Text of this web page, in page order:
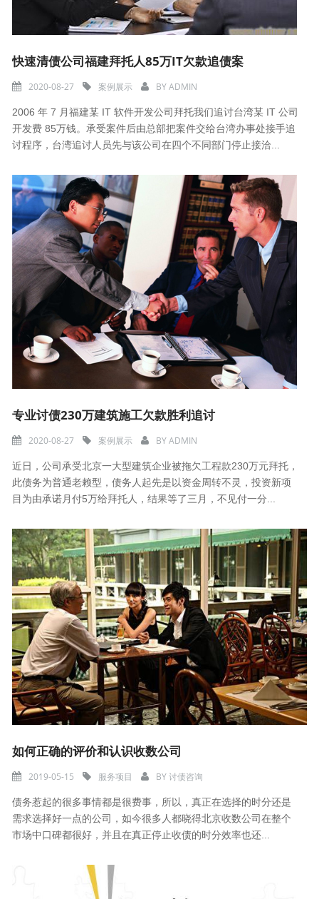
快速清债公司福建拜托人85万IT欠款追债案
2020-08-27 案例展示 BYADMIN
2006 年 7 月福建某 IT 软件开发公司拜托我们追讨台湾某 IT 公司
开发费 85万钱。承受案件后由总部把案件交给台湾办事处接手追
讨程序，台湾追讨人员先与该公司在四个不同部门停止接洽...
专业讨债230万建筑施工欠款胜利追讨
2020-08-27 案例展示 BYADMIN
近日，公司承受北京一大型建筑企业被拖欠工程款230万元拜托，
此债务为普通老赖型，债务人起先是以资金周转不灵，投资新项
目为由承诺月付5万给拜托人，结果等了三月，不见付一分...
如何正确的评价和认识收数公司
2019-05-15 服务项目 BY讨债咨询
债务惹起的很多事情都是很费事，所以，真正在选择的时分还是
需求选择好一点的公司，如今很多人都晓得北京收数公司在整个
市场中口碑都很好，并且在真正停止收债的时分效率也还...